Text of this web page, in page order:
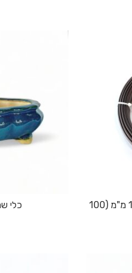
חוט ליפוף לבונסאי – אלומיניום 1 מ"מ (100
כלי